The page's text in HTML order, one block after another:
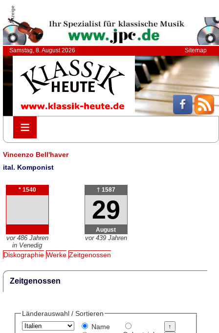
Anzeige
Samstag, 8. August 2026 Sitemap
≡
≡
Vincenzo Bell'haver
ital. Komponist
* 1540
vor 486 Jahren
in Venedig
† 1587
29
August
vor 439 Jahren
Diskographie Werke Zeitgenossen
Zeitgenossen
Länderauswahl / Sortieren
Name